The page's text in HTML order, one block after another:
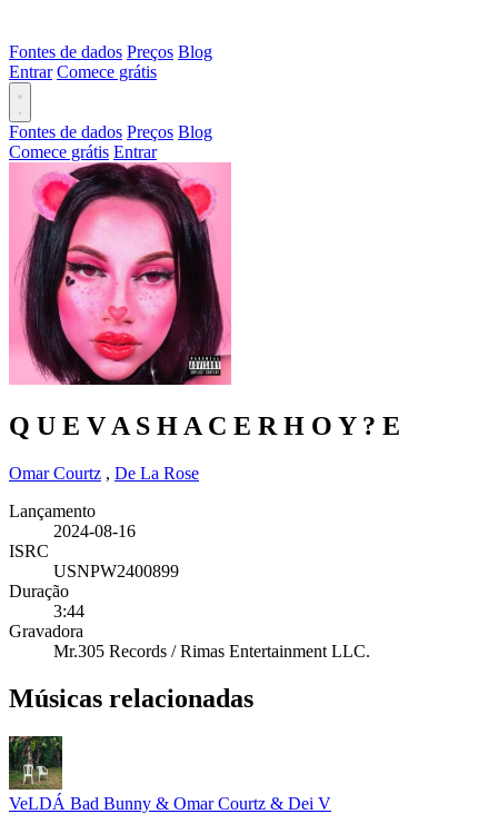
Fontes de dados Preços Blog
Entrar Comece grátis
Fontes de dados Preços Blog
Comece grátis Entrar
Q U E V A S H A C E R H O Y ? E
Omar Courtz , De La Rose
Lançamento
2024-08-16
ISRC
USNPW2400899
Duração
3:44
Gravadora
Mr.305 Records / Rimas Entertainment LLC.
Músicas relacionadas
VeLDÁ Bad Bunny & Omar Courtz & Dei V